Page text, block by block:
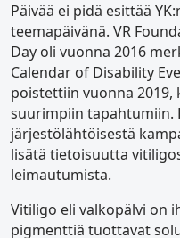
Päivää ei pidä esittää
teemapäivänä. VR
Day oli vuonna 2016
Calendar of Disability
poistettiin vuonna
suurimpiin tapahtumiin.
järjestölähtöisestä
lisätä tietoisuutta
leimautumista.
Vitiligo eli valkopälvi on
pigmenttiä tuottavat